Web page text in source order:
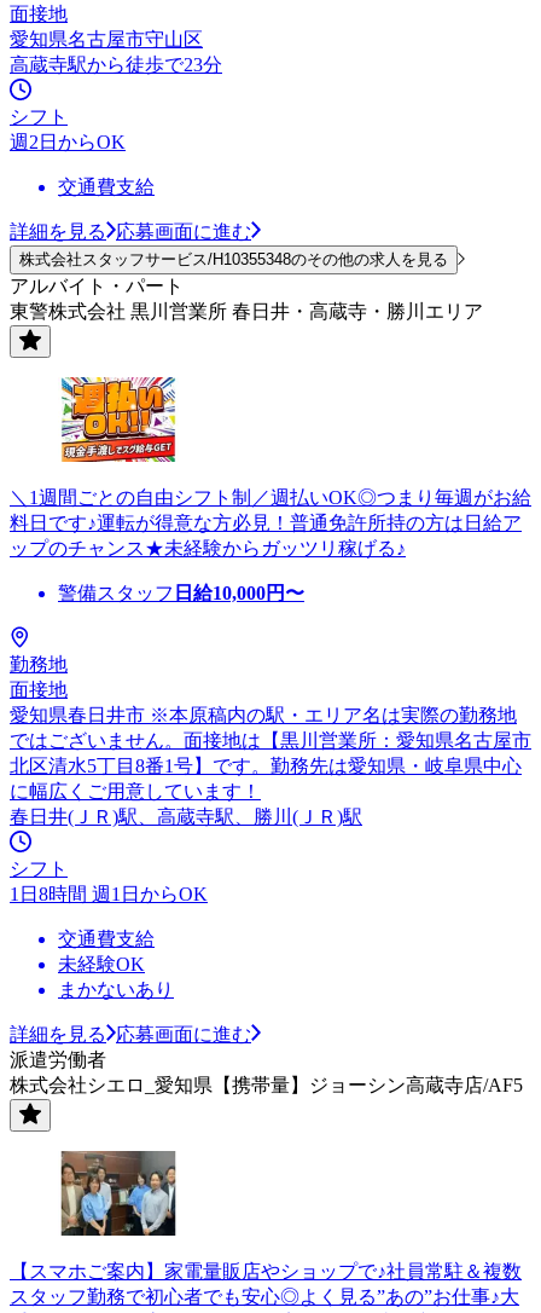
面接地
愛知県名古屋市守山区
高蔵寺駅から徒歩で23分
シフト
週2日からOK
交通費支給
詳細を見る 応募画面に進む
株式会社スタッフサービス/H10355348のその他の求人を見る
アルバイト・パート
東警株式会社 黒川営業所 春日井・高蔵寺・勝川エリア
＼1週間ごとの自由シフト制／週払いOK◎つまり毎週がお給
料日です♪運転が得意な方必見！普通免許所持の方は日給ア
ップのチャンス★未経験からガッツリ稼げる♪
警備スタッフ 日給10,000円〜
勤務地
面接地
愛知県春日井市 ※本原稿内の駅・エリア名は実際の勤務地
ではございません。面接地は【黒川営業所：愛知県名古屋市
北区清水5丁目8番1号】です。勤務先は愛知県・岐阜県中心
に幅広くご用意しています！
春日井(ＪＲ)駅、高蔵寺駅、勝川(ＪＲ)駅
シフト
1日8時間 週1日からOK
交通費支給
未経験OK
まかないあり
詳細を見る
応募画面に進む
派遣労働者
株式会社シエロ_愛知県【携帯量】ジョーシン高蔵寺店/AF5
【スマホご案内】家電量販店やショップで♪社員常駐＆複数
スタッフ勤務で初心者でも安心◎よく見る”あの”お仕事♪大